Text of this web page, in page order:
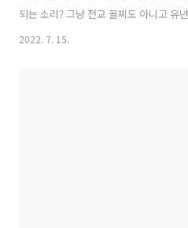
되는 소리? 그냥 전교 꼴찌도 아니고 유
구만 하던 운동부 학생이 중학교 교재부
2022. 7. 15.